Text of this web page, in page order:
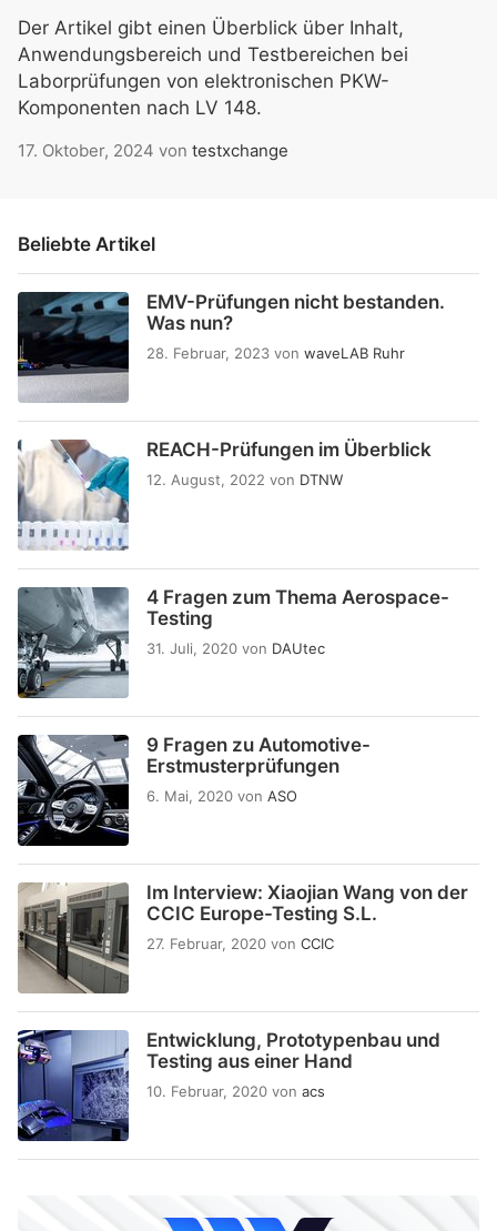
Der Artikel gibt einen Überblick über Inhalt,
Anwendungsbereich und Testbereichen bei
Laborprüfungen von elektronischen PKW-
Komponenten nach LV 148.
17. Oktober, 2024 von testxchange
Beliebte Artikel
EMV-Prüfungen nicht bestanden.
Was nun?
28. Februar, 2023 von waveLAB Ruhr
REACH-Prüfungen im Überblick
12. August, 2022 von DTNW
4 Fragen zum Thema Aerospace-
Testing
31. Juli, 2020 von DAUtec
9 Fragen zu Automotive-
Erstmusterprüfungen
6. Mai, 2020 von ASO
Im Interview: Xiaojian Wang von der
CCIC Europe-Testing S.L.
27. Februar, 2020 von CCIC
Entwicklung, Prototypenbau und
Testing aus einer Hand
10. Februar, 2020 von acs